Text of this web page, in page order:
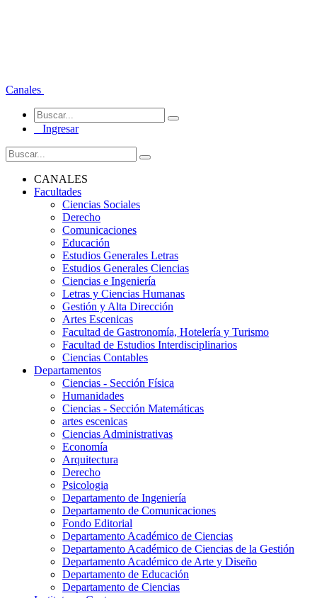
Canales
Ingresar
CANALES
Facultades
Ciencias Sociales
Derecho
Comunicaciones
Educación
Estudios Generales Letras
Estudios Generales Ciencias
Ciencias e Ingeniería
Letras y Ciencias Humanas
Gestión y Alta Dirección
Artes Escenicas
Facultad de Gastronomía, Hotelería y Turismo
Facultad de Estudios Interdisciplinarios
Ciencias Contables
Departamentos
Ciencias - Sección Física
Humanidades
Ciencias - Sección Matemáticas
artes escenicas
Ciencias Administrativas
Economía
Arquitectura
Derecho
Psicologia
Departamento de Ingeniería
Departamento de Comunicaciones
Fondo Editorial
Departamento Académico de Ciencias
Departamento Académico de Ciencias de la Gestión
Departamento Académico de Arte y Diseño
Departamento de Educación
Departamento de Ciencias